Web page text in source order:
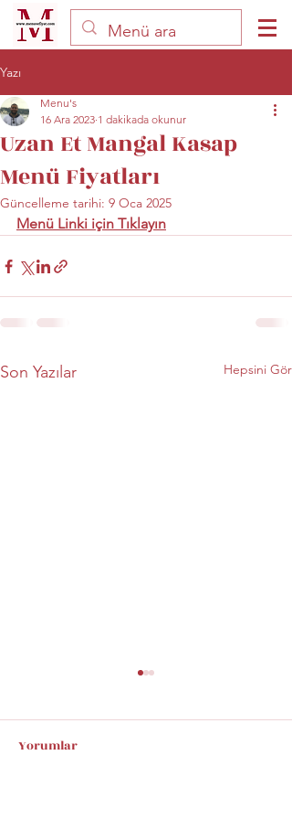
Yazı
Uzan Et Mangal Kasap
Menü Fiyatları
Menu's
16 Ara 2023 1 dakikada okunur
Güncelleme tarihi: 9 Oca 2025
Menü Linki için Tıklayın
Son Yazılar Hepsini Gör
Yorumlar